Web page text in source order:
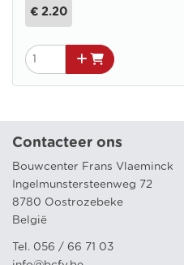
€ 2.20
Contacteer ons
Bouwcenter Frans Vlaeminck
Ingelmunstersteenweg 72
8780 Oostrozebeke
België
Tel. 056 / 66 71 03